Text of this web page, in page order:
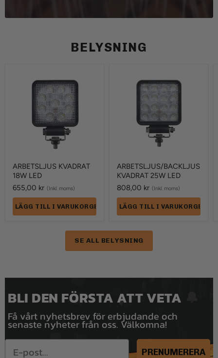
BELYSNING
KVADRAT
ARBETSLJUS KVADRAT
18W LED
655,00 kr (Inkl. moms)
LÄGG TILL I VARUKORGEN
KVADRAT
ARBETSLJUS/BACKLJUS
KVADRAT 25W LED
808,00 kr (Inkl. moms)
LÄGG TILL I VARUKORGEN
SE ALL BELYSNING
BLI DEN FÖRSTA ATT VETA
Få vårt nyhetsbrev för erbjudande och
senaste nyheter från oss. Välkomna!
E-post
PRENUMERERA